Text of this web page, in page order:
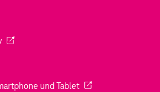
Tab geöffnet)
(Wird in einem neuen Tab geöffnet)
in einem neuen Tab geöffnet)
und Tablet(Wird in einem